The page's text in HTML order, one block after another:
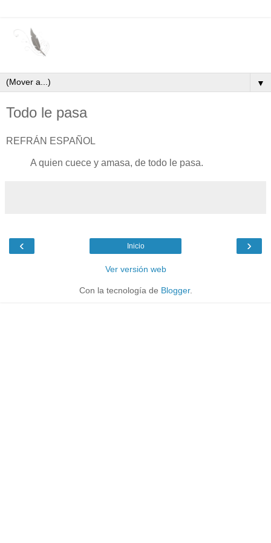
▼
Todo le pasa
REFRÁN ESPAÑOL
A quien cuece y amasa, de todo le pasa.
‹ ›
Inicio
Ver versión web
Con la tecnología de Blogger.